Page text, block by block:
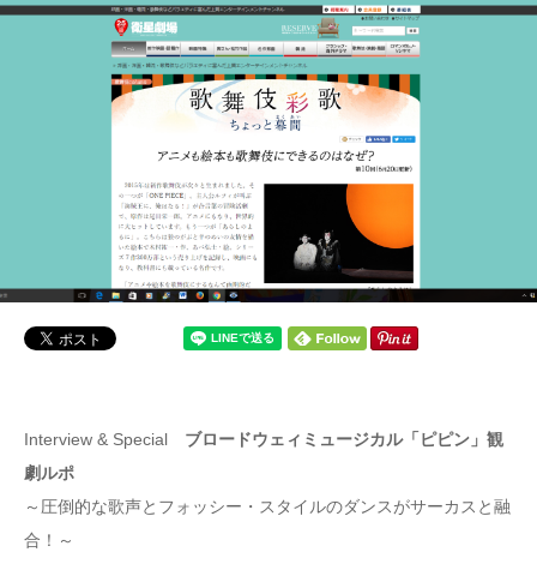
Interview & Special ブロードウェィミュージカル「ピピン」観
劇ルポ
～圧倒的な歌声とフォッシー・スタイルのダンスがサーカスと融
合！～